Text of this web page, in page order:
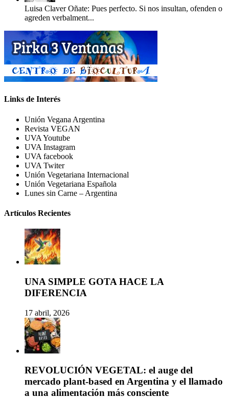
Luisa Claver Oñate: Pues perfecto. Si nos insultan, ofenden o
agreden verbalment...
Links de Interés
Unión Vegana Argentina
Revista VEGAN
UVA Youtube
UVA Instagram
UVA facebook
UVA Twiter
Unión Vegetariana Internacional
Unión Vegetariana Española
Lunes sin Carne – Argentina
Artículos Recientes
UNA SIMPLE GOTA HACE LA
DIFERENCIA
17 abril, 2026
REVOLUCIÓN VEGETAL: el auge del
mercado plant-based en Argentina y el llamado
a una alimentación más consciente